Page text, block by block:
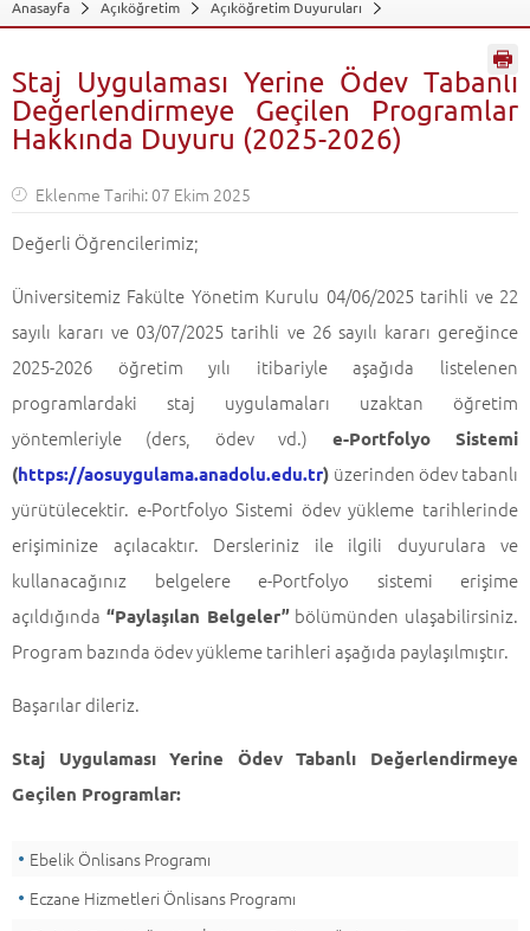
Anasayfa Açıköğretim
Açıköğretim Duyuruları
Geri Dön
Staj Uygulaması Yerine Ödev Tabanlı
Değerlendirmeye Geçilen Programlar
Hakkında Duyuru (2025-2026)
Eklenme Tarihi: 07 Ekim 2025
Değerli Öğrencilerimiz;
Üniversitemiz Fakülte Yönetim Kurulu 04/06/2025 tarihli ve 22
sayılı kararı ve 03/07/2025 tarihli ve 26 sayılı kararı gereğince
2025-2026 öğretim yılı itibariyle aşağıda listelenen
programlardaki staj uygulamaları uzaktan öğretim
yöntemleriyle (ders, ödev vd.) e-Portfolyo Sistemi
(https://aosuygulama.anadolu.edu.tr) üzerinden ödev tabanlı
yürütülecektir. e-Portfolyo Sistemi ödev yükleme tarihlerinde
erişiminize açılacaktır. Dersleriniz ile ilgili duyurulara ve
kullanacağınız belgelere e-Portfolyo sistemi erişime
açıldığında “Paylaşılan Belgeler”bölümünden ulaşabilirsiniz.
Program bazında ödev yükleme tarihleri aşağıda paylaşılmıştır.
Başarılar dileriz.
Staj Uygulaması Yerine Ödev Tabanlı Değerlendirmeye
Geçilen Programlar:
Ebelik Önlisans Programı
Eczane Hizmetleri Önlisans Programı